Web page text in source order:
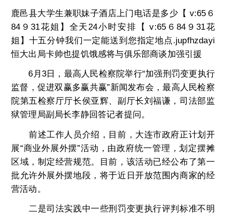
鹿邑县大学生兼职妹子酒店上门电话是多少【 v:65６
84９31花姐】全天24小时安排【 v:65６84９31花
姐】十五分钟我们一定能送到您指定地点.jupfhzdayi
恒大出局卡帅也提饥饿感将与俱乐部商谈加强引援
6月3日，最高人民检察院举行“加强刑罚变更执行
监督，促进双赢多赢共赢”新闻发布会，最高人民检察
院第五检察厅厅长侯亚辉、副厅长刘福谦，司法部监
狱管理局副局长李静回答记者提问。
前述工作人员介绍，目前，大连市政府正计划开
展“商业外展外摆”活动，由政府统一管理，划定摆摊
区域，制定经营规范。目前，该活动已经公布了第一
批允许外展外摆地段，将于近日开放范围内商家的经
营活动。
二是司法实践中一些刑罚变更执行评判标准不明